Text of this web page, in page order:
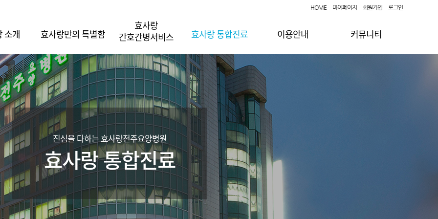
HOME 마이페이지 회원가입 로그인
소개 효사랑만의 특별함
효사랑
간호간병서비스
효사랑 통합진료 이용안내 커뮤니티
진심을 다하는 효사랑전주요양병원
효사랑 통합진료